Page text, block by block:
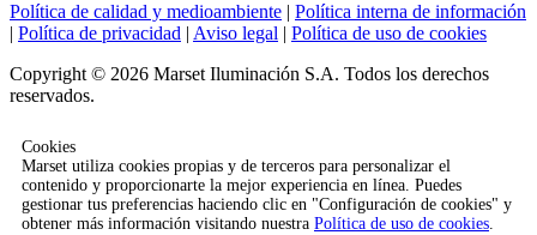
Política de calidad y medioambiente | Política interna de información
| Política de privacidad | Aviso legal | Política de uso de cookies
Copyright © 2026 Marset Iluminación S.A. Todos los derechos
reservados.
Cookies
Marset utiliza cookies propias y de terceros para personalizar el
contenido y proporcionarte la mejor experiencia en línea. Puedes
gestionar tus preferencias haciendo clic en "Configuración de cookies" y
obtener más información visitando nuestra Política de uso de cookies.